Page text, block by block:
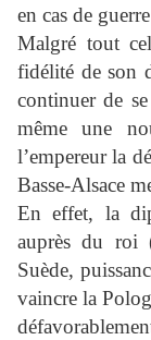
en cas de
Malgré tout
fidélité de son
continuer de
même une
l’empereur la
Basse-Alsace
En effet, la
auprès du roi
Suède,
vaincre la